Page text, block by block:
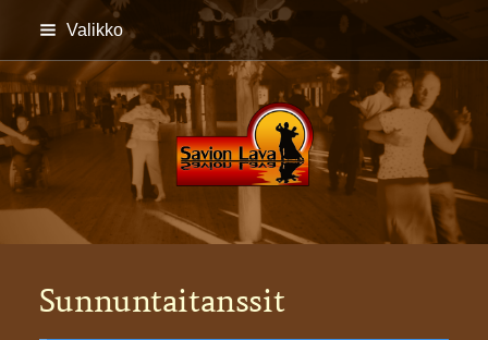
Siirry
sivun
sisältöön
Valikko
Savion lava
Sunnuntaitanssit